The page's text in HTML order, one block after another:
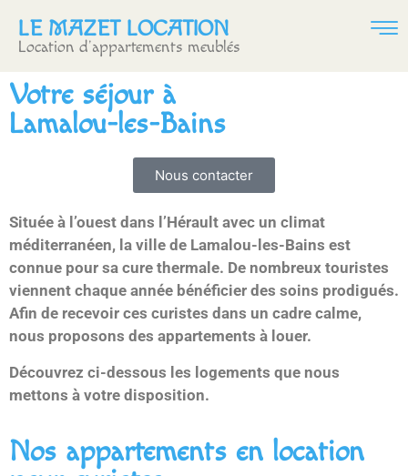
LE MAZET LOCATION
Location d’appartements meublés
Votre séjour à
Lamalou-les-Bains
Nous contacter
Située à l’ouest dans l’Hérault avec un climat
méditerranéen, la ville de Lamalou-les-Bains est
connue pour sa cure thermale. De nombreux touristes
viennent chaque année bénéficier des soins prodigués.
Afin de recevoir ces curistes dans un cadre calme,
nous proposons des appartements à louer.
Découvrez ci-dessous les logements que nous
mettons à votre disposition.
Nos appartements en location